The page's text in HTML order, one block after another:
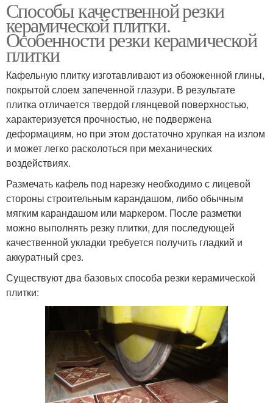
Способы качественной резки
керамической плитки.
Особенности резки керамической
плитки
Кафельную плитку изготавливают из обожженной глины,
покрытой слоем запеченной глазури. В результате
плитка отличается твердой глянцевой поверхностью,
характеризуется прочностью, не подвержена
деформациям, но при этом достаточно хрупкая на излом
и может легко расколоться при механических
воздействиях.
Размечать кафель под нарезку необходимо с лицевой
стороны строительным карандашом, либо обычным
мягким карандашом или маркером. После разметки
можно выполнять резку плитки, для последующей
качественной укладки требуется получить гладкий и
аккуратный срез.
Существуют два базовых способа резки керамической
плитки: